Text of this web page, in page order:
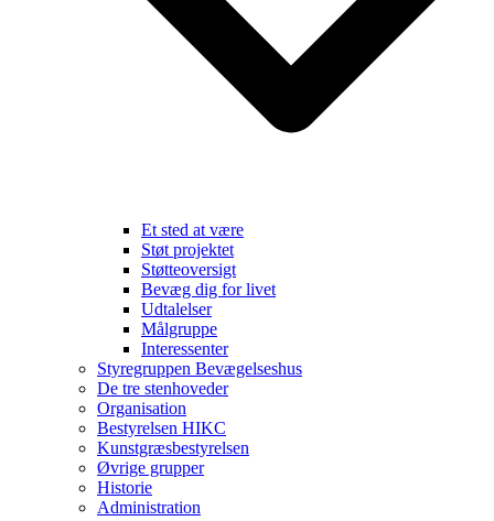
Et sted at være
Støt projektet
Støtteoversigt
Bevæg dig for livet
Udtalelser
Målgruppe
Interessenter
Styregruppen Bevægelseshus
De tre stenhoveder
Organisation
Bestyrelsen HIKC
Kunstgræsbestyrelsen
Øvrige grupper
Historie
Administration